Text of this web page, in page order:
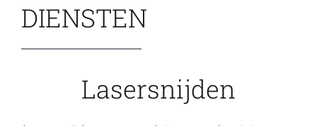
DIENSTEN
Lasersnijden